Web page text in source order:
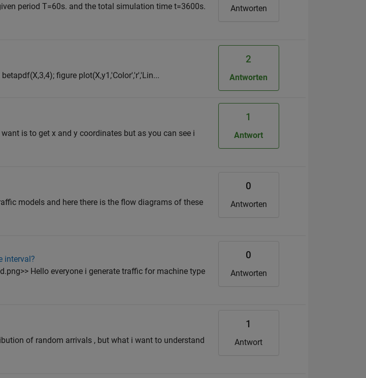
period T=60s. and the total simulation time t=3600s.
Antworten
figure plot(X,y1,'Color','r','Lin...
2
Antworten
is to get x and y coordinates but as you can see i
1
Antwort
models and here there is the flow diagrams of these
0
Antworten
interval?
Hello everyone i generate traffic for machine type
0
Antworten
of random arrivals , but what i want to understand
1
Antwort